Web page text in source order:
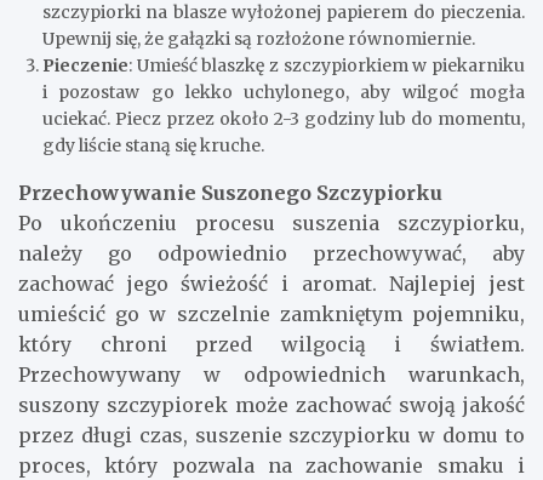
szczypiorki na blasze wyłożonej papierem do pieczenia.
Upewnij się, że gałązki są rozłożone równomiernie.
Pieczenie: Umieść blaszkę z szczypiorkiem w piekarniku
i pozostaw go lekko uchylonego, aby wilgoć mogła
uciekać. Piecz przez około 2-3 godziny lub do momentu,
gdy liście staną się kruche.
Przechowywanie Suszonego Szczypiorku
Po ukończeniu procesu suszenia szczypiorku,
należy go odpowiednio przechowywać, aby
zachować jego świeżość i aromat. Najlepiej jest
umieścić go w szczelnie zamkniętym pojemniku,
który chroni przed wilgocią i światłem.
Przechowywany w odpowiednich warunkach,
suszony szczypiorek może zachować swoją jakość
przez długi czas, suszenie szczypiorku w domu to
proces, który pozwala na zachowanie smaku i